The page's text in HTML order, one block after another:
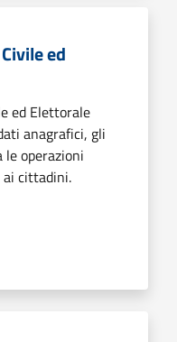
ed
ed Elettorale
anagrafici, gli
operazioni
cittadini.